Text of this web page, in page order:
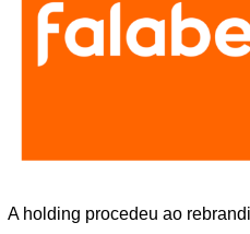
A holding procedeu ao